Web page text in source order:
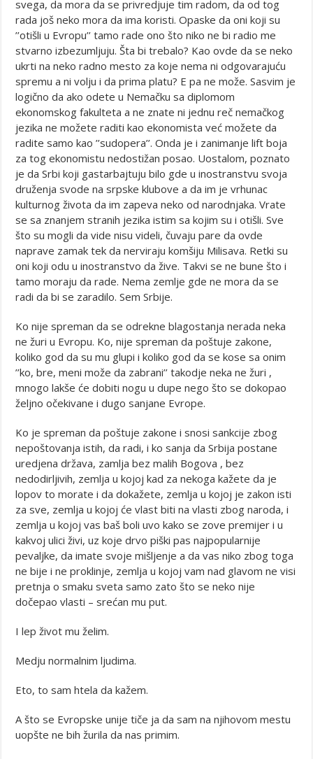
svega, da mora da se privredjuje tim radom, da od tog
rada još neko mora da ima koristi. Opaske da oni koji su
’’otišli u Evropu’’ tamo rade ono što niko ne bi radio me
stvarno izbezumljuju. Šta bi trebalo? Kao ovde da se neko
ukrti na neko radno mesto za koje nema ni odgovarajuću
spremu a ni volju i da prima platu? E pa ne može. Sasvim je
logično da ako odete u Nemačku sa diplomom
ekonomskog fakulteta a ne znate ni jednu reč nemačkog
jezika ne možete raditi kao ekonomista već možete da
radite samo kao ’’sudopera’’. Onda je i zanimanje lift boja
za tog ekonomistu nedostižan posao. Uostalom, poznato
je da Srbi koji gastarbajtuju bilo gde u inostranstvu svoja
druženja svode na srpske klubove a da im je vrhunac
kulturnog života da im zapeva neko od narodnjaka. Vrate
se sa znanjem stranih jezika istim sa kojim su i otišli. Sve
što su mogli da vide nisu videli, čuvaju pare da ovde
naprave zamak tek da nerviraju komšiju Milisava. Retki su
oni koji odu u inostranstvo da žive. Takvi se ne bune što i
tamo moraju da rade. Nema zemlje gde ne mora da se
radi da bi se zaradilo. Sem Srbije.
Ko nije spreman da se odrekne blagostanja nerada neka
ne žuri u Evropu. Ko, nije spreman da poštuje zakone,
koliko god da su mu glupi i koliko god da se kose sa onim
’’ko, bre, meni može da zabrani’’ takodje neka ne žuri ,
mnogo lakše će dobiti nogu u dupe nego što se dokopao
željno očekivane i dugo sanjane Evrope.
Ko je spreman da poštuje zakone i snosi sankcije zbog
nepoštovanja istih, da radi, i ko sanja da Srbija postane
uredjena država, zamlja bez malih Bogova , bez
nedodirljivih, zemlja u kojoj kad za nekoga kažete da je
lopov to morate i da dokažete, zemlja u kojoj je zakon isti
za sve, zemlja u kojoj će vlast biti na vlasti zbog naroda, i
zemlja u kojoj vas baš boli uvo kako se zove premijer i u
kakvoj ulici živi, uz koje drvo piški pas najpopularnije
pevaljke, da imate svoje mišljenje a da vas niko zbog toga
ne bije i ne proklinje, zemlja u kojoj vam nad glavom ne visi
pretnja o smaku sveta samo zato što se neko nije
dočepao vlasti – srećan mu put.
I lep život mu želim.
Medju normalnim ljudima.
Eto, to sam htela da kažem.
A što se Evropske unije tiče ja da sam na njihovom mestu
uopšte ne bih žurila da nas primim.